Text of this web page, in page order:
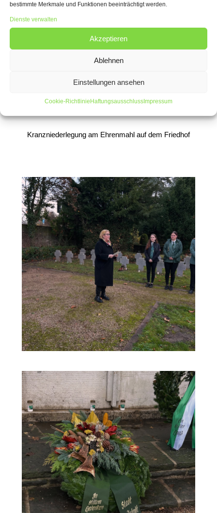
bestimmte Merkmale und Funktionen beeinträchtigt werden.
Dienste verwalten
Akzeptieren
Ablehnen
Einstellungen ansehen
Cookie-Richtlinie Haftungsausschluss Impressum
Kranzniederlegung am Ehrenmahl auf dem Friedhof